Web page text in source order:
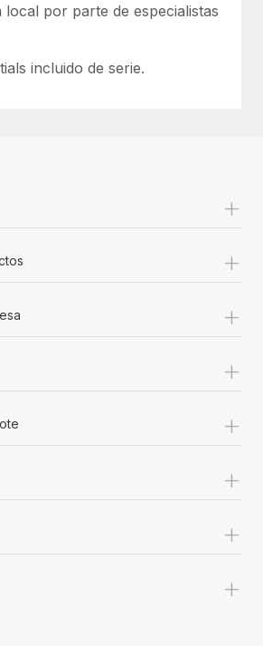
local por parte de especialistas
incluido de serie.
+
+
+
+
+
+
+
+